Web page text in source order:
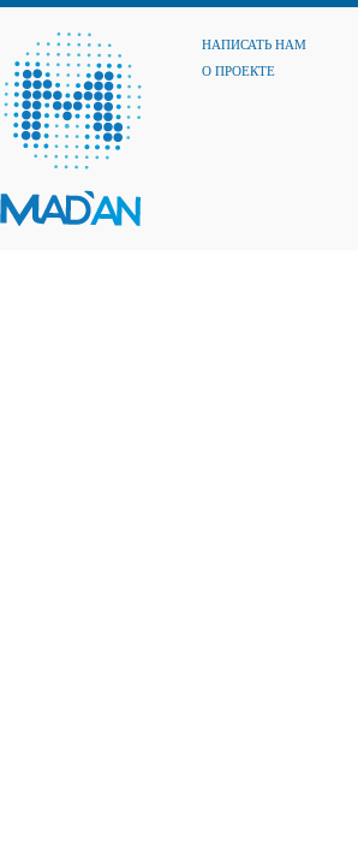
НАПИСАТЬ НАМ
О ПРОЕКТЕ